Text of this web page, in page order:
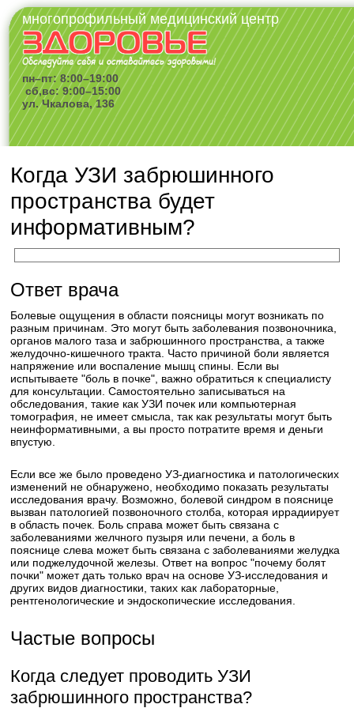
многопрофильный медицинский центр
пн–пт: 8:00–19:00
сб,вс: 9:00–15:00
ул. Чкалова, 136
Когда УЗИ забрюшинного
пространства будет
информативным?
Ответ врача
Болевые ощущения в области поясницы могут возникать по
разным причинам. Это могут быть заболевания позвоночника,
органов малого таза и забрюшинного пространства, а также
желудочно-кишечного тракта. Часто причиной боли является
напряжение или воспаление мышц спины. Если вы
испытываете "боль в почке", важно обратиться к специалисту
для консультации. Самостоятельно записываться на
обследования, такие как УЗИ почек или компьютерная
томография, не имеет смысла, так как результаты могут быть
неинформативными, а вы просто потратите время и деньги
впустую.
Если все же было проведено УЗ-диагностика и патологических
изменений не обнаружено, необходимо показать результаты
исследования врачу. Возможно, болевой синдром в пояснице
вызван патологией позвоночного столба, которая иррадиирует
в область почек. Боль справа может быть связана с
заболеваниями желчного пузыря или печени, а боль в
пояснице слева может быть связана с заболеваниями желудка
или поджелудочной железы. Ответ на вопрос "почему болят
почки" может дать только врач на основе УЗ-исследования и
других видов диагностики, таких как лабораторные,
рентгенологические и эндоскопические исследования.
Частые вопросы
Когда следует проводить УЗИ
забрюшинного пространства?